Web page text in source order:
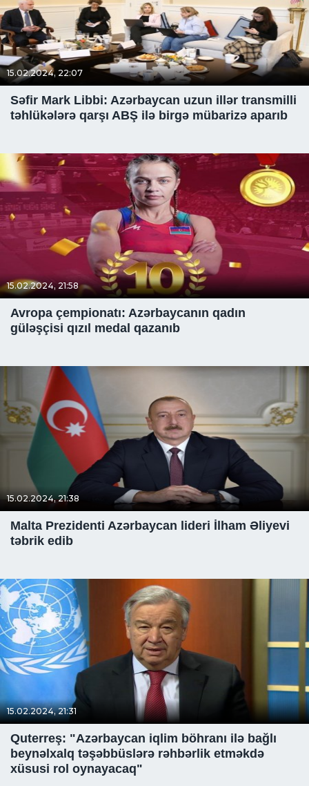
15.02.2024, 22:07
Səfir Mark Libbi: Azərbaycan uzun illər transmilli
təhlükələrə qarşı ABŞ ilə birgə mübarizə aparıb
15.02.2024, 21:58
Avropa çempionatı: Azərbaycanın qadın
güləşçisi qızıl medal qazanıb
15.02.2024, 21:38
Malta Prezidenti Azərbaycan lideri İlham Əliyevi
təbrik edib
15.02.2024, 21:31
Quterreş: "Azərbaycan iqlim böhranı ilə bağlı
beynəlxalq təşəbbüslərə rəhbərlik etməkdə
xüsusi rol oynayacaq"